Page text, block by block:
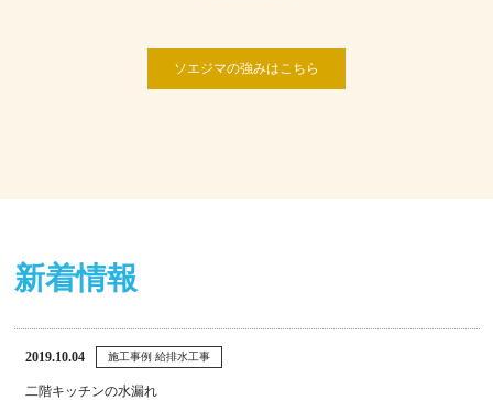
ソエジマの強みはこちら
新着情報
2019.10.04 施工事例 給排水工事
二階キッチンの水漏れ